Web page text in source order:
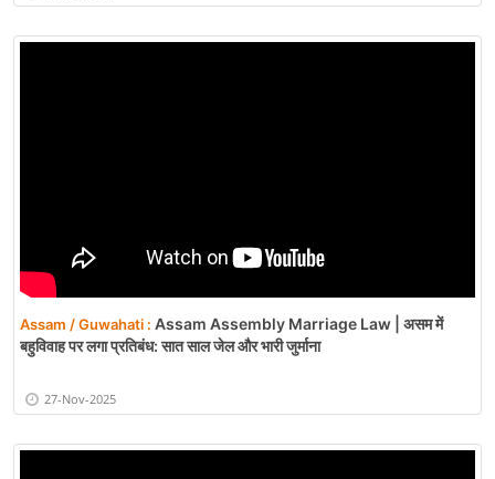
Assam / Guwahati : Assam Assembly Marriage Law | असम में
बहुविवाह पर लगा प्रतिबंध: सात साल जेल और भारी जुर्माना
27-Nov-2025